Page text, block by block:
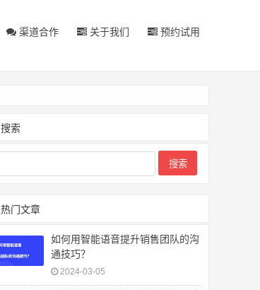
渠道合作 关于我们 预约试用
搜索
热门文章
如何用智能语音提升销售团队的沟
通技巧？
2024-03-05